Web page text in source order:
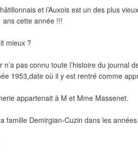
et l’Auxois est un des plus
ans cette année !!!
mieux ?
n’a pas connu toute l’histoire du journal
1953,date où il y est rentré comme
appartenait à M et Mme Massenet.
famille Demirgian-Cuzin dans les